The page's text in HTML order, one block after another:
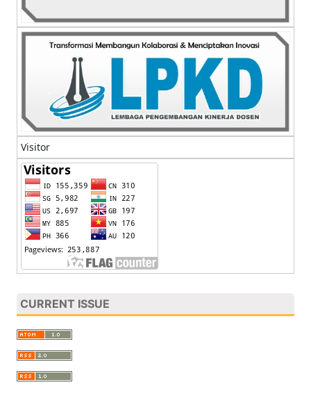
Visitor
CURRENT ISSUE